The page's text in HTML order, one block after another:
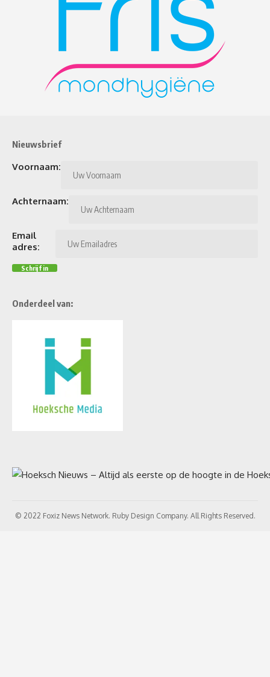
Nieuwsbrief
Voornaam:
Achternaam:
Email
adres:
Onderdeel van:
© 2022 Foxiz News Network. Ruby Design Company. All Rights Reserved.